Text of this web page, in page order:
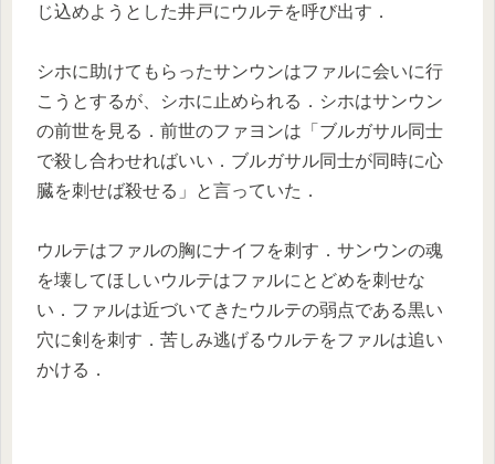
じ込めようとした井戸にウルテを呼び出す．
シホに助けてもらったサンウンはファルに会いに行
こうとするが、シホに止められる．シホはサンウン
の前世を見る．前世のファヨンは「ブルガサル同士
で殺し合わせればいい．ブルガサル同士が同時に心
臓を刺せば殺せる」と言っていた．
ウルテはファルの胸にナイフを刺す．サンウンの魂
を壊してほしいウルテはファルにとどめを刺せな
い．ファルは近づいてきたウルテの弱点である黒い
穴に剣を刺す．苦しみ逃げるウルテをファルは追い
かける．